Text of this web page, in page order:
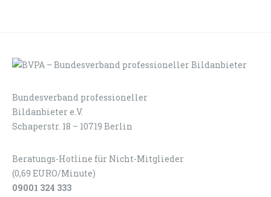
Bundesverband professioneller
Bildanbieter e.V.
Schaperstr. 18 – 10719 Berlin
Beratungs-Hotline für Nicht-Mitglieder
(0,69 EURO/Minute)
09001 324 333